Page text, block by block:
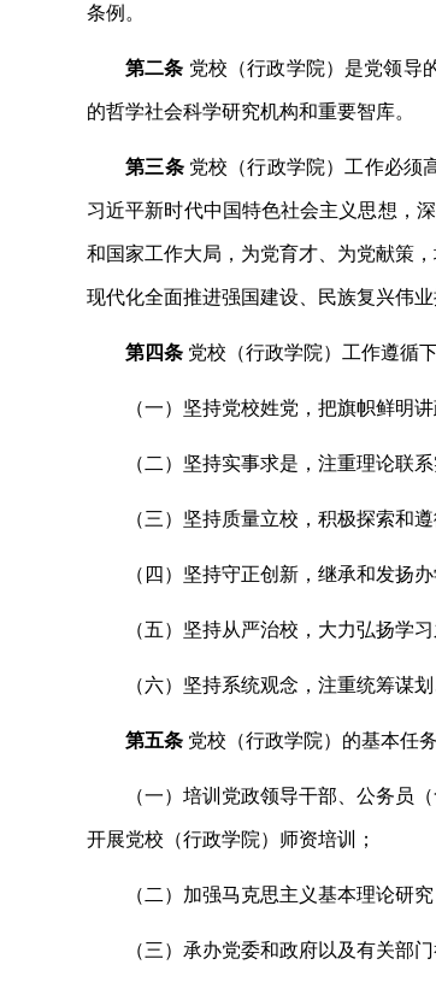
条例。
第二条 党校（行政学院）是党领导
的哲学社会科学研究机构和重要智库。
第三条 党校（行政学院）工作必须
习近平新时代中国特色社会主义思想，
和国家工作大局，为党育才、为党献策
现代化全面推进强国建设、民族复兴伟业
第四条 党校（行政学院）工作遵循
（一）坚持党校姓党，把旗帜鲜明
（二）坚持实事求是，注重理论联
（三）坚持质量立校，积极探索和
（四）坚持守正创新，继承和发扬
（五）坚持从严治校，大力弘扬学
（六）坚持系统观念，注重统筹谋
第五条 党校（行政学院）的基本任务
（一）培训党政领导干部、公务员
开展党校（行政学院）师资培训；
（二）加强马克思主义基本理论研
（三）承办党委和政府以及有关部